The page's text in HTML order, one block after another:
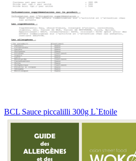
BCL Sauce piccalilli 300g L`Etoile